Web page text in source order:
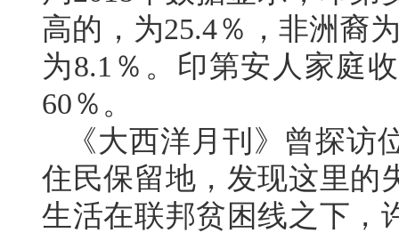
高的，为25.4％，非洲裔
为8.1％。印第安人家庭
60％。
《大西洋月刊》曾探
住民保留地，发现这里的
生活在联邦贫困线之下，